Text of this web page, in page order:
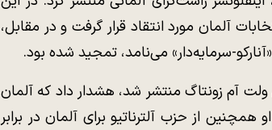
آلمان مورد انتقاد قرار گرفت و در مقابل،
سرمایه‌دار» می‌نامد، تمجید شده بود.
ولت آم زونتاگ منتشر شد، هشدار داد که آلمان
همچنین از حزب آلترناتیو برای آلمان در برابر